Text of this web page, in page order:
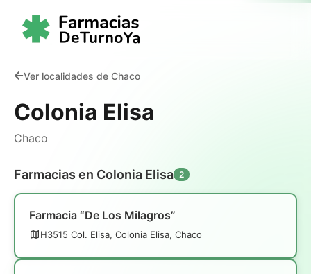
Ver localidades de Chaco
Colonia Elisa
Chaco
Farmacias en Colonia Elisa 2
Farmacia “De Los Milagros”
H3515 Col. Elisa, Colonia Elisa, Chaco